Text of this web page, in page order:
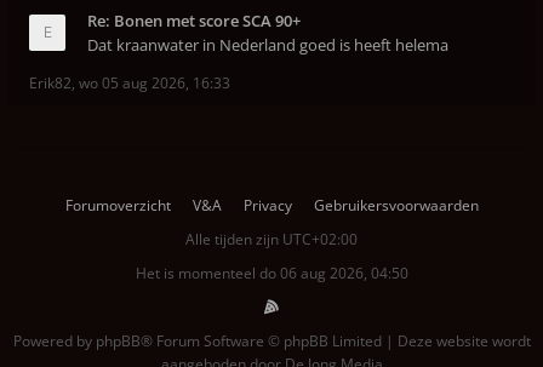
Re: Bonen met score SCA 90+
Dat kraanwater in Nederland goed is heeft helema
Erik82, wo 05 aug 2026, 16:33
Forumoverzicht V&A Privacy
Gebruikersvoorwaarden
Alle tijden zijn UTC+02:00
Het is momenteel do 06 aug 2026, 04:50
Powered by phpBB® Forum Software © phpBB Limited | Deze website wordt